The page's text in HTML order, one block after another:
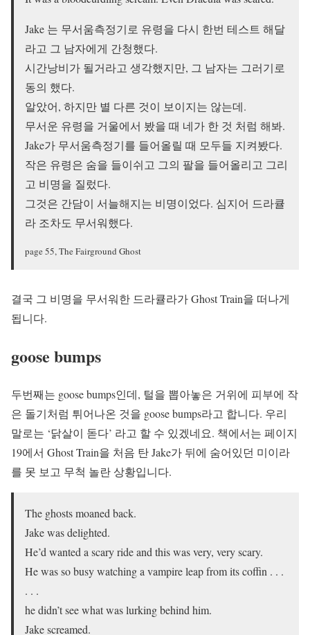
Jake 는 무서움측정기로 유령을 다시 한번 테스트 해달
라고 그 남자에게 간청했다.
시간낭비가 될거라고 생각했지만, 그 남자는 그러기로
동의 했다.
알았어, 하지만 별 다른 것이 보이지는 않는데.
무서운 유령을 거울에서 봤을 때 네가 한 것 처럼 해봐.
Jake가 무서움측정기를 들어올릴 때 모두들 지켜봤다.
작은 유령은 숨을 들이쉬고 그의 팔을 들어올리고 그리
고 비명을 질렀다.
그것은 간담이 서늘해지는 비명이었다. 심지어 드라큘
라 조차도 무서워했다.
page 55, The Fairground Ghost
결국 그 비명을 무서워한 드라큘라가 Ghost Train을 떠나게
됩니다.
goose bumps
두번째는 goose bumps인데, 털을 뽑아놓은 거위에 피부에 작
은 돌기처럼 튀어나온 것을 goose bumps라고 합니다. 우리
말로는 ‘닭살이 돋다’ 라고 할 수 있겠네요. 책에서는 페이지
19에서 Ghost Train을 처음 탄 Jake가 뒤에 숨어있던 미이라
를 못 보고 무척 놀란 상황입니다.
The ghosts moaned back.
Jake was delighted.
He’d wanted a scary ride and this was very, very scary.
He was so busy watching a vampire leap from its coffin . . .
. . .
he didn’t see what was lurking behind him.
Jake screamed.